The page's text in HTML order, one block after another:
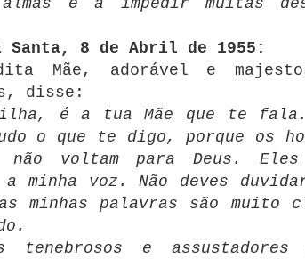
Santa, 8 de Abril de 1955:
Mãe, adorável e
disse:
é a tua Mãe que te fala.
o que te digo, porque os
não voltam para Deus.
a minha voz. Não deves
minhas palavras são
tenebrosos e